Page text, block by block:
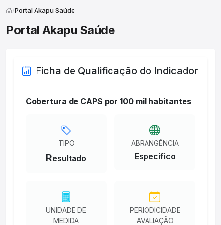
Portal Akapu Saúde
Portal Akapu Saúde
Ficha de Qualificação do Indicador
Cobertura de CAPS por 100 mil habitantes
TIPO
Resultado
ABRANGÊNCIA
Especifico
UNIDADE DE
MEDIDA
PERIODICIDADE
AVALIAÇÃO